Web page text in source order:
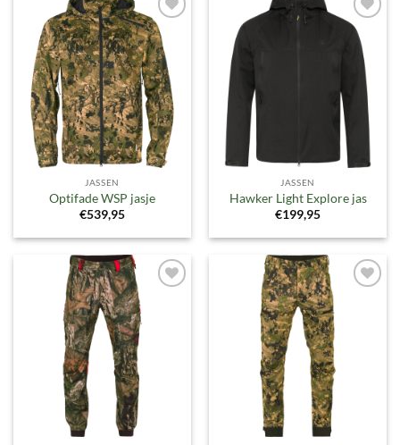
Toevoegen
aan
verlanglijst
JASSEN
Optifade WSP jasje
€539,95
Toevoegen
aan
verlanglijst
JASSEN
Hawker Light Explore jas
€199,95
Toevoegen
verlanglijst
Toevoegen
verlanglijst